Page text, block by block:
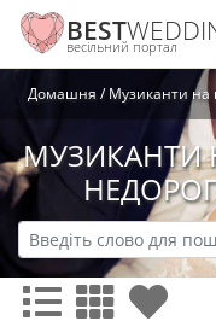
BEST
весільний портал
Домашня Музиканти на
МУЗИКАНТИ